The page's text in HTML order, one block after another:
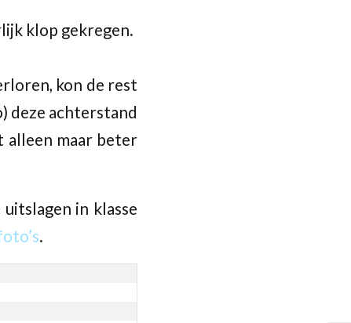
klop gekregen.
kon de rest
deze achterstand
alleen maar beter
in klasse
.